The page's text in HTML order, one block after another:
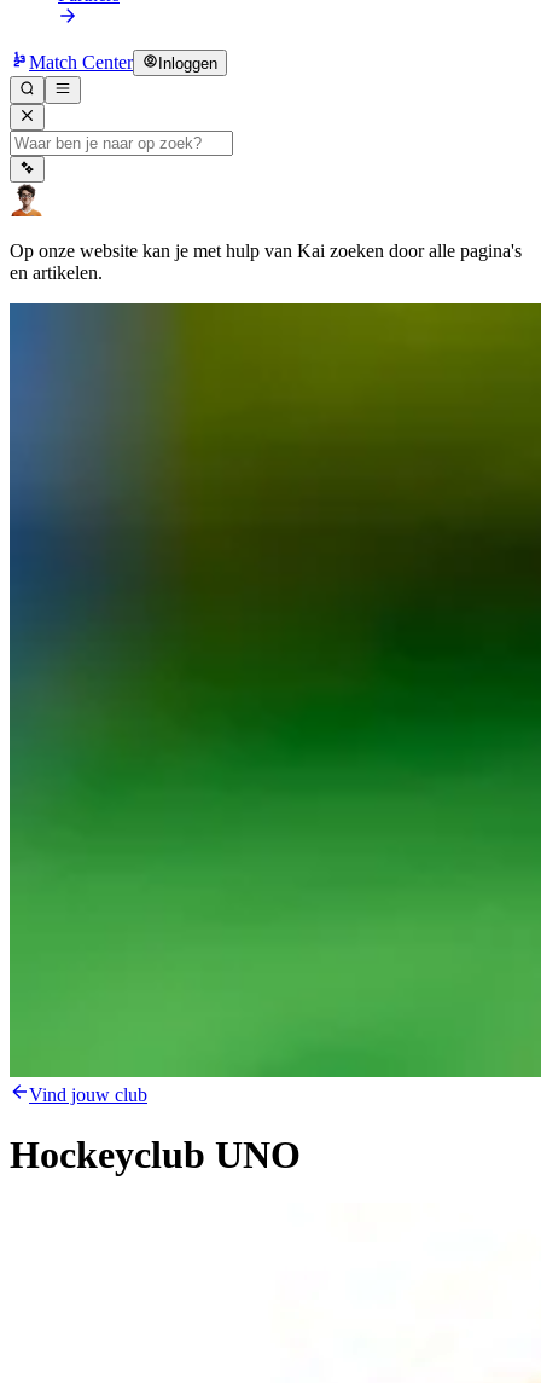
Match Center Inloggen
Op onze website kan je met hulp van Kai zoeken door alle pagina's
en artikelen.
Vind jouw club
Hockeyclub UNO